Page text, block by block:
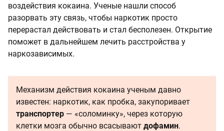
воздействия кокаина. Ученые нашли способ
разорвать эту связь, чтобы наркотик просто
перерастал действовать и стал бесполезен. Открытие
поможет в дальнейшем лечить расстройства у
наркозависимых.
Механизм действия кокаина ученым давно
известен: наркотик, как пробка, закупоривает
транспортер — «соломинку», через которую
клетки мозга обычно всасывают дофамин.